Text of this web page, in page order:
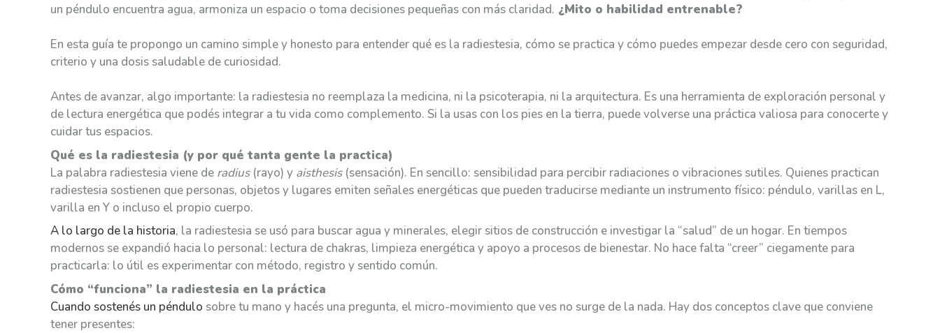
un péndulo encuentra agua, armoniza un espacio o toma decisiones pequeñas con más claridad. ¿Mito o habilidad entrenable?
En esta guía te propongo un camino simple y honesto para entender qué es la radiestesia, cómo se practica y cómo puedes empezar desde cero con seguridad,
criterio y una dosis saludable de curiosidad.
Antes de avanzar, algo importante: la radiestesia no reemplaza la medicina, ni la psicoterapia, ni la arquitectura. Es una herramienta de exploración personal y
de lectura energética que podés integrar a tu vida como complemento. Si la usas con los pies en la tierra, puede volverse una práctica valiosa para conocerte y
cuidar tus espacios.
Qué es la radiestesia (y por qué tanta gente la practica)
La palabra radiestesia viene de radius(rayo) y aisthesis(sensación). En sencillo: sensibilidad para percibir radiaciones o vibraciones sutiles. Quienes practican
radiestesia sostienen que personas, objetos y lugares emiten señales energéticas que pueden traducirse mediante un instrumento físico: péndulo, varillas en L,
varilla en Y o incluso el propio cuerpo.
A lo largo de la historia, la radiestesia se usó para buscar agua y minerales, elegir sitios de construcción e investigar la “salud” de un hogar. En tiempos
modernos se expandió hacia lo personal: lectura de chakras, limpieza energética y apoyo a procesos de bienestar. No hace falta “creer” ciegamente para
practicarla: lo útil es experimentar con método, registro y sentido común.
Cómo “funciona” la radiestesia en la práctica
Cuando sostenés un péndulo sobre tu mano y hacés una pregunta, el micro-movimiento que ves no surge de la nada. Hay dos conceptos clave que conviene
tener presentes: